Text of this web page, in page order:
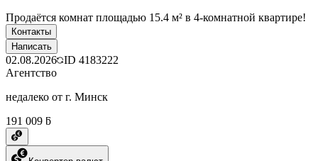
Продаётся комнат площадью 15.4 м² в 4-комнатной квартире!
Контакты
Написать
02.08.2026 ID 4183222
Агентство
недалеко от г. Минск
191 009 ƃ